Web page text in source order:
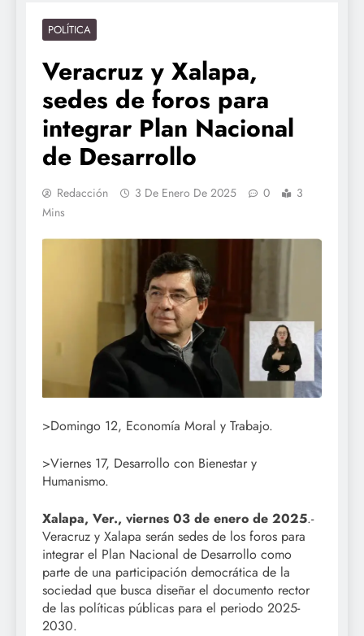
POLÍTICA
Veracruz y Xalapa,
sedes de foros para
integrar Plan Nacional
de Desarrollo
Redacción 3 De Enero De 2025 0
3
Mins
>Domingo 12, Economía Moral y Trabajo.
>Viernes 17, Desarrollo con Bienestar y
Humanismo.
Xalapa, Ver., viernes 03 de enero de 2025.-
Veracruz y Xalapa serán sedes de los foros para
integrar el Plan Nacional de Desarrollo como
parte de una participación democrática de la
sociedad que busca diseñar el documento rector
de las políticas públicas para el periodo 2025-
2030.